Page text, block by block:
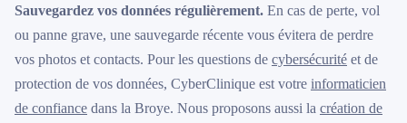
Sauvegardez vos données régulièrement. En cas de perte, vol
ou panne grave, une sauvegarde récente vous évitera de perdre
vos photos et contacts. Pour les questions de cybersécurité et de
protection de vos données, CyberClinique est votre informaticien
de confiance dans la Broye. Nous proposons aussi la création de